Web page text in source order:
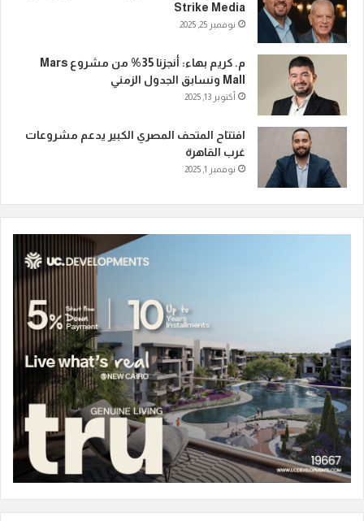
Strike Media
نوفمبر 25, 2025
م. كريم بهاء: أنجزنا 35% من مشروع Mars
Mall ونسابق الجدول الزمني
أكتوبر 13, 2025
افتتاح المتحف المصري الكبير يدعم مشروعات
غرب القاهرة
نوفمبر 1, 2025